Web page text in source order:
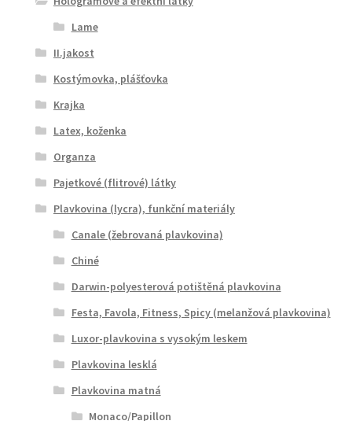
Lame
II.jakost
Kostýmovka, plášťovka
Krajka
Latex, koženka
Organza
Pajetkové (flitrové) látky
Plavkovina (lycra), funkční materiály
Canale (žebrovaná plavkovina)
Chiné
Darwin-polyesterová potištěná plavkovina
Festa, Favola, Fitness, Spicy (melanžová plavkovina)
Luxor-plavkovina s vysokým leskem
Plavkovina lesklá
Plavkovina matná
Monaco/Papillon